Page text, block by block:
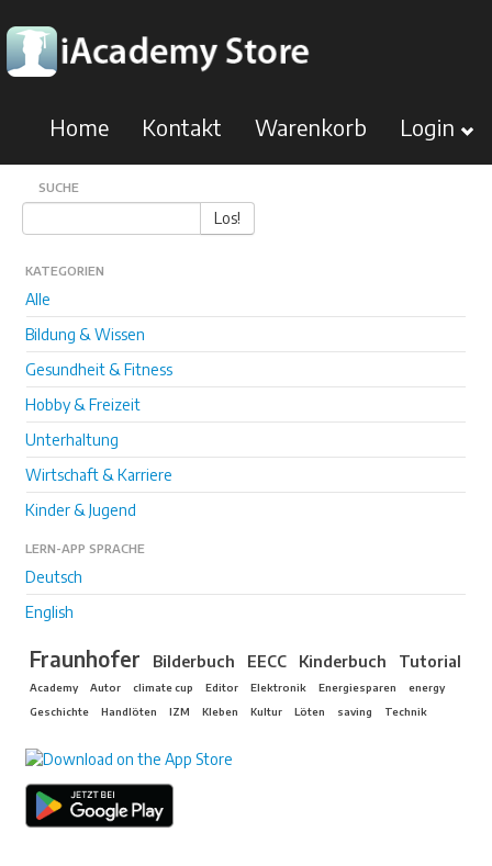
Home Kontakt Warenkorb Login
SUCHE
Los!
KATEGORIEN
Alle
Bildung & Wissen
Gesundheit & Fitness
Hobby & Freizeit
Unterhaltung
Wirtschaft & Karriere
Kinder & Jugend
LERN-APP SPRACHE
Deutsch
English
Fraunhofer Bilderbuch EECC Kinderbuch Tutorial
Academy Autor climate cup Editor Elektronik Energiesparen
energy
Geschichte
Handlöten IZM Kleben Kultur Löten saving Technik